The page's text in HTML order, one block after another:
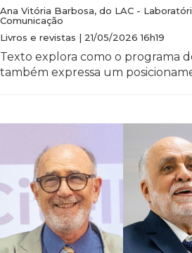
Ana Vitória Barbosa, do LAC -
Comunicação
Livros e revistas | 21/05/2026 16h19
Texto explora como o programa
também expressa um